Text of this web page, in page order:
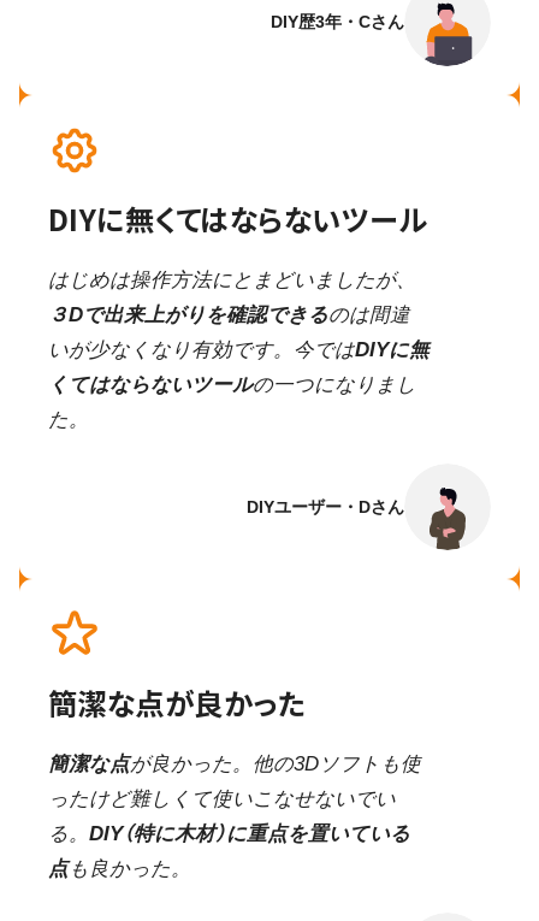
DIY歴3年・Cさん
DIYに無くてはならないツール
はじめは操作方法にとまどいましたが、
３Dで出来上がりを確認できるのは間違
いが少なくなり有効です。今ではDIYに無
くてはならないツールの一つになりまし
た。
DIYユーザー・Dさん
簡潔な点が良かった
簡潔な点が良かった。他の3Dソフトも使
ったけど難しくて使いこなせないでい
る。 DIY（特に木材）に重点を置いている
点も良かった。